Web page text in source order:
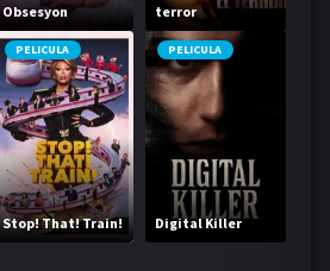
Obsesyon
terror
PELICULA
Stop! That! Train!
PELICULA
Digital Killer